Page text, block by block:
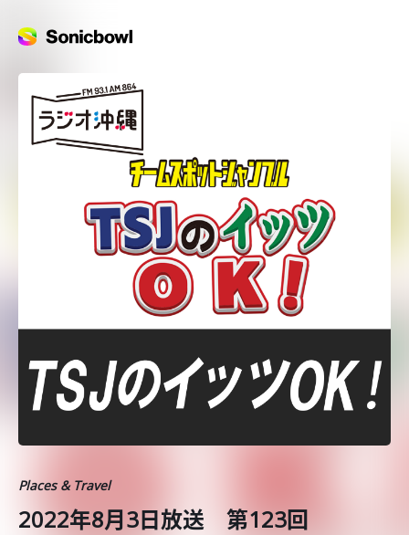
Places & Travel
2022年8月3日放送 第123回